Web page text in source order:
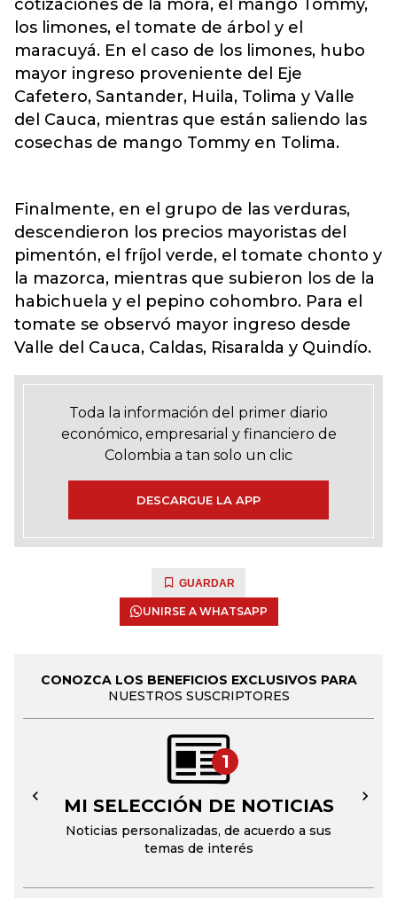
cotizaciones de la mora, el mango Tommy,
los limones, el tomate de árbol y el
maracuyá. En el caso de los limones, hubo
mayor ingreso proveniente del Eje
Cafetero, Santander, Huila, Tolima y Valle
del Cauca, mientras que están saliendo las
cosechas de mango Tommy en Tolima.
Finalmente, en el grupo de las verduras,
descendieron los precios mayoristas del
pimentón, el fríjol verde, el tomate chonto y
la mazorca, mientras que subieron los de la
habichuela y el pepino cohombro. Para el
tomate se observó mayor ingreso desde
Valle del Cauca, Caldas, Risaralda y Quindío.
Toda la información del primer diario
económico, empresarial y financiero de
Colombia a tan solo un clic
DESCARGUE LA APP
GUARDAR
UNIRSE A WHATSAPP
CONOZCA LOS BENEFICIOS EXCLUSIVOS PARA
NUESTROS SUSCRIPTORES
1
MI SELECCIÓN DE NOTICIAS
Noticias personalizadas, de acuerdo a sus
temas de interés
← →